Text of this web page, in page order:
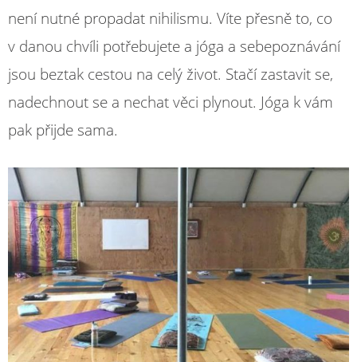
není nutné propadat nihilismu. Víte přesně to, co
v danou chvíli potřebujete a jóga a sebepoznávání
jsou beztak cestou na celý život. Stačí zastavit se,
nadechnout se a nechat věci plynout. Jóga k vám
pak přijde sama.